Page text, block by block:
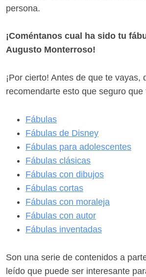
persona.
¡Coméntanos cual ha sido tu
Augusto Monterroso!
¡Por cierto! Antes de que te vayas,
recomendarte esto que seguro que
Fábulas
Fábulas de Disney
Fábulas para adolescentes
Fábulas clásicas
Fábulas con dibujos
Fábulas cortas
Fábulas con moraleja
Fábulas con autor
Fábulas inventadas
Son una serie de contenidos a
leído que puede ser interesante